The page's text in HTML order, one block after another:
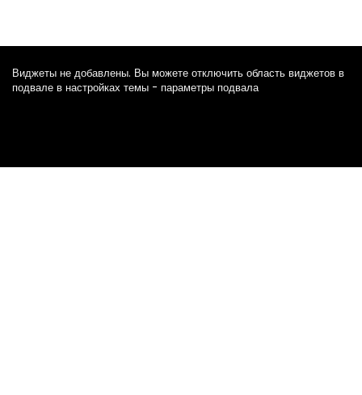
Виджеты не добавлены. Вы можете отключить область виджетов в
подвале в настройках темы - параметры подвала